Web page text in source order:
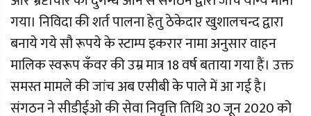
गया। निविदा की शर्त पालना हेतु ठेकेदार खुशालचन्द द्वारा
बनाये गये सौ रूपये के स्टाम्प इकरार नामा अनुसार वाहन
मालिक स्वरूप कॅंवर की उम्र मात्र 18 वर्ष बताया गया हैं। उक्त
समस्त मामले की जांच अब एसीबी के पाले में आ गई है।
संगठन ने सीडीईओ की सेवा निवृत्ति तिथि 30 जून 2020 को